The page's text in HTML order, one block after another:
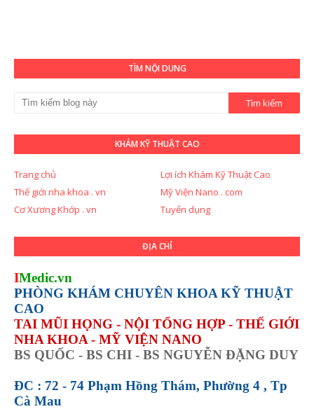
TÌM NỘI DUNG
KHÁM KỸ THUẬT CAO
Trang chủ
Lợi ích Khám Kỹ Thuật Cao
Thế giới nha khoa . vn
Mỹ Viện Nano . com
Cơ Xương Khớp . vn
Tuyển dụng
ĐỊA CHỈ
IMedic.vn
PHÒNG KHÁM CHUYÊN KHOA KỸ THUẬT
CAO
TAI MŨI HỌNG - NỘI TỔNG HỢP - THẾ GIỚI
NHA KHOA - MỸ VIỆN NANO
BS QUỐC - BS CHI - BS NGUYỄN ĐẶNG DUY
ĐC : 72 - 74 Phạm Hồng Thám, Phường 4 , Tp
Cà Mau